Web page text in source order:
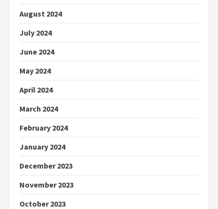
August 2024
July 2024
June 2024
May 2024
April 2024
March 2024
February 2024
January 2024
December 2023
November 2023
October 2023